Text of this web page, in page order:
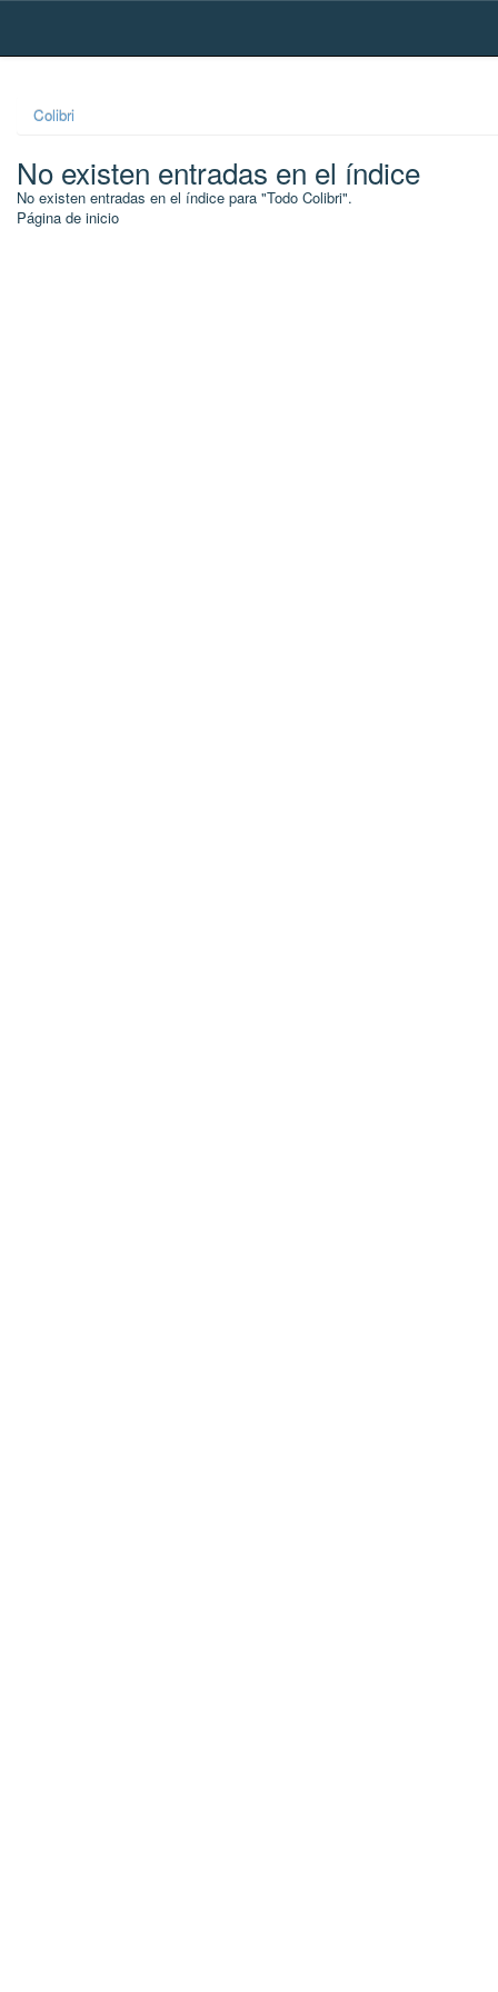
Skip
Colibri
No existen entradas en el índice
No existen entradas en el índice para "Todo Colibri".
Página de inicio